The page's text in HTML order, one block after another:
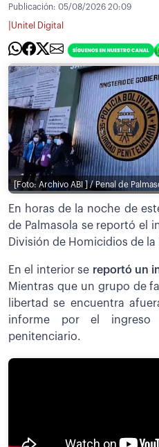
Publicación: 05/08/2026 20:09
Unitel Digital
[Foto: Archivo ABI ] / Penal de
En horas de la noche de
de Palmasola se reportó el
División de Homicidios de la
En el interior se reportó un
Mientras que un grupo de
libertad se encuentra
informe por el
penitenciario.